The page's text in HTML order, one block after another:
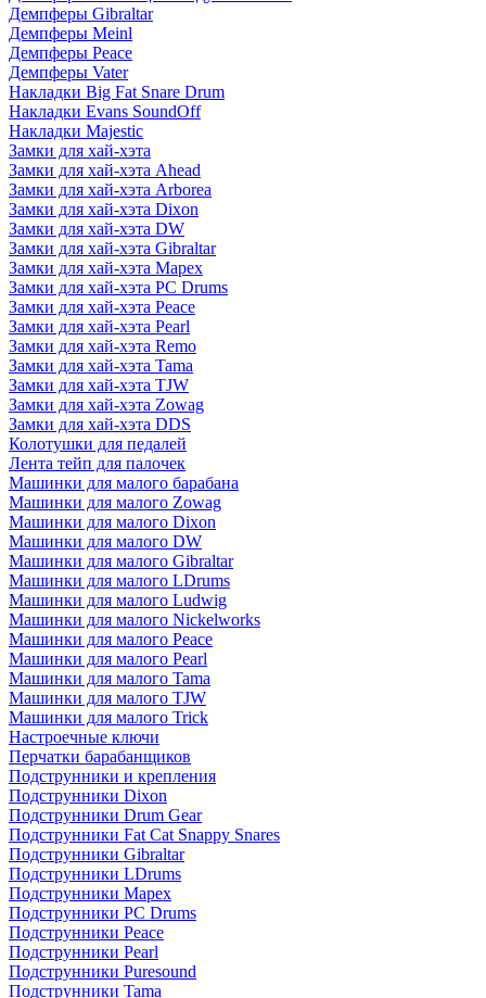
Демпферы Gibraltar
Демпферы Meinl
Демпферы Peace
Демпферы Vater
Накладки Big Fat Snare Drum
Накладки Evans SoundOff
Накладки Majestic
Замки для хай-хэта
Замки для хай-хэта Ahead
Замки для хай-хэта Arborea
Замки для хай-хэта Dixon
Замки для хай-хэта DW
Замки для хай-хэта Gibraltar
Замки для хай-хэта Mapex
Замки для хай-хэта PC Drums
Замки для хай-хэта Peace
Замки для хай-хэта Pearl
Замки для хай-хэта Remo
Замки для хай-хэта Tama
Замки для хай-хэта TJW
Замки для хай-хэта Zowag
Замки для хай-хэта DDS
Колотушки для педалей
Лента тейп для палочек
Машинки для малого барабана
Машинки для малого Zowag
Машинки для малого Dixon
Машинки для малого DW
Машинки для малого Gibraltar
Машинки для малого LDrums
Машинки для малого Ludwig
Машинки для малого Nickelworks
Машинки для малого Peace
Машинки для малого Pearl
Машинки для малого Tama
Машинки для малого TJW
Машинки для малого Trick
Настроечные ключи
Перчатки барабанщиков
Подструнники и крепления
Подструнники Dixon
Подструнники Drum Gear
Подструнники Fat Cat Snappy Snares
Подструнники Gibraltar
Подструнники LDrums
Подструнники Mapex
Подструнники PC Drums
Подструнники Peace
Подструнники Pearl
Подструнники Puresound
Подструнники Tama